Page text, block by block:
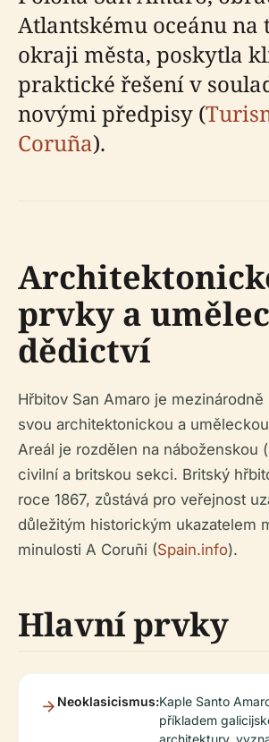
Atlantskému oceánu na
okraji města, poskytla
praktické řešení v
novými předpisy (
Coruña).
prvky a
dědictví
Hřbitov San Amaro je mezinárodně
svou architektonickou a
Areál je rozdělen na náboženskou
civilní a britskou sekci. Britský
roce 1867, zůstává pro veřejnost
důležitým historickým ukazatelem
minulosti A Coruñi (Spain.info).
Hlavní prvky
Neoklasicismus:Kaple Santo
příkladem
architektury,